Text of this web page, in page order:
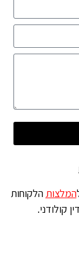
הלקוחות